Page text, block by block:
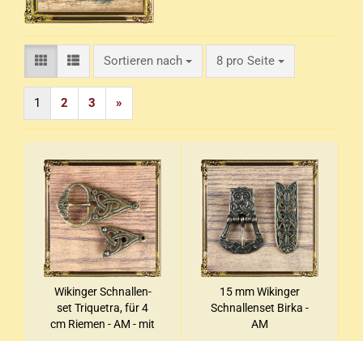
Sortieren nach
Sortieren nach 8 pro Seite
pro Seite
1 2 3 »
Wi­kin­ger Schnal­len­
set Tri­que­tra, für 4
cm Rie­men - AM - mit
15 mm Wi­kin­ger
Schnal­len­set Birka -
AM